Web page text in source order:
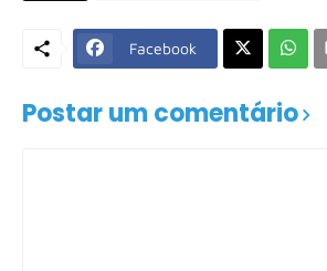
Facebook
Postar um comentário